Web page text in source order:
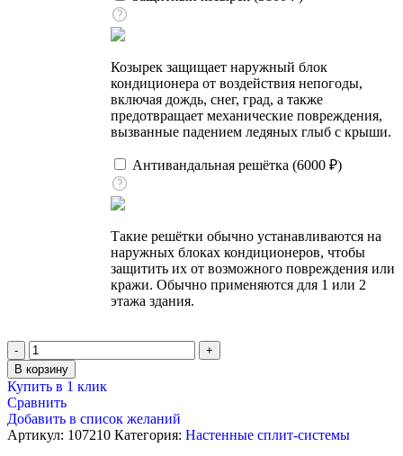
Козырек защищает наружный блок
кондиционера от воздействия непогоды,
включая дождь, снег, град, а также
предотвращает механические повреждения,
вызванные падением ледяных глыб с крыши.
Антивандальная решётка (6000 ₽)
Такие решётки обычно устанавливаются на
наружных блоках кондиционеров, чтобы
защитить их от возможного повреждения или
кражи. Обычно применяются для 1 или 2
этажа здания.
Количество
товара
Кондиционер
настенный,
Gree
GWH18AGD-
K6DNA4D
В корзину
Купить в 1 клик
Сравнить
Добавить в список желаний
Артикул: 107210 Категория: Настенные сплит-системы